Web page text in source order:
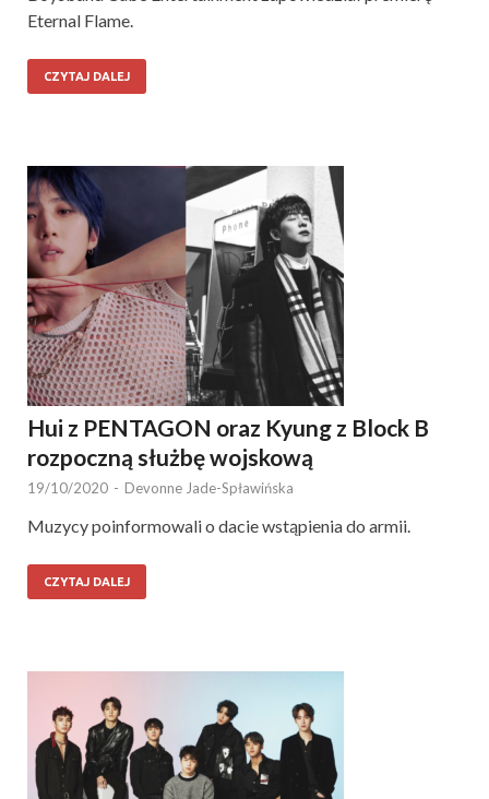
Eternal Flame.
CZYTAJ DALEJ
Hui z PENTAGON oraz Kyung z Block B
rozpoczną służbę wojskową
19/10/2020 - Devonne Jade-Spławińska
Muzycy poinformowali o dacie wstąpienia do armii.
CZYTAJ DALEJ